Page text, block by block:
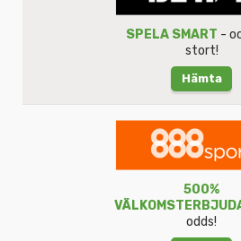
SPELA SMART -
stort!
Hämta
500%
odds!